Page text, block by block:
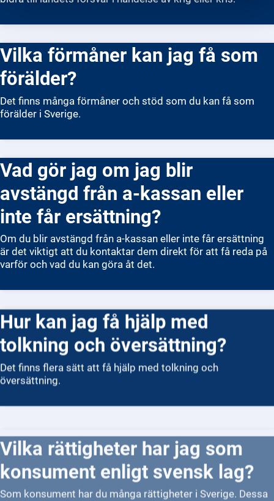
Vilka förmåner kan jag få som
förälder?
Det finns många förmåner och stöd som du kan få som
förälder i Sverige.
Vad gör jag om jag blir
avstängd från a-kassan eller
inte får ersättning?
Om du blir avstängd från a-kassan eller inte får ersättning
är det viktigt att du kontaktar dem direkt för att få reda på
varför och vad du kan göra åt det.
Hur kan jag få hjälp med
tolkning och översättning?
Det finns flera sätt att få hjälp med tolkning och
översättning.
Vilka rättigheter har jag som
konsument enligt svensk lag?
Som konsument har du många rättigheter i Sverige. Dessa
skyddar dig när du köper varor och tjänster.